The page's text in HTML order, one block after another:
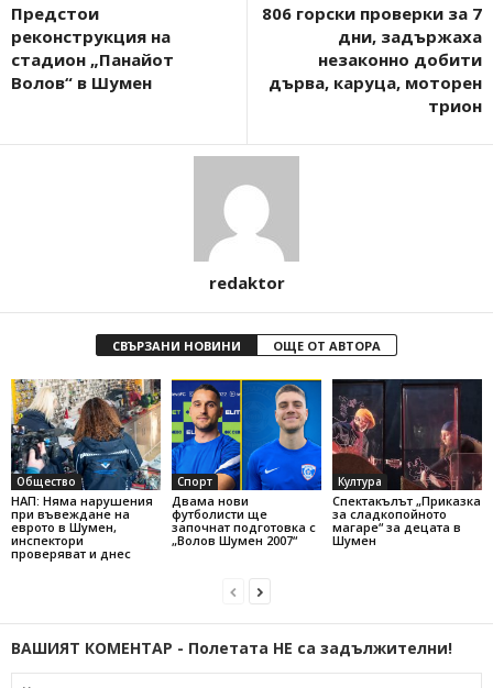
Предстои
реконструкция на
стадион „Панайот
Волов“ в Шумен
806 горски проверки за 7
дни, задържаха
незаконно добити
дърва, каруца, моторен
трион
redaktor
СВЪРЗАНИ НОВИНИ ОЩЕ ОТ АВТОРА
Общество
НАП: Няма нарушения
при въвеждане на
еврото в Шумен,
инспектори
проверяват и днес
Спорт
Двама нови
футболисти ще
започнат подготовка с
„Волов Шумен 2007“
Култура
Спектакълът „Приказка
за сладкопойното
магаре“ за децата в
Шумен
ВАШИЯТ КОМЕНТАР - Полетата НЕ са задължителни!